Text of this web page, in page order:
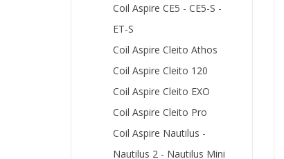
Coil Aspire CE5 - CE5-S -
ET-S
Coil Aspire Cleito Athos
Coil Aspire Cleito 120
Coil Aspire Cleito EXO
Coil Aspire Cleito Pro
Coil Aspire Nautilus -
Nautilus 2 - Nautilus Mini